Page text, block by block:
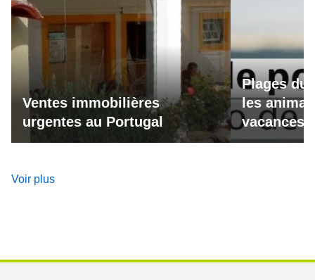
Ventes immobilières
urgentes au Portugal
Plages du
les
vacances
Voir plus